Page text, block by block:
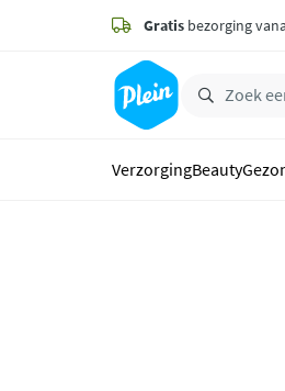
zoeken
hoofdinhoud
Gratis bezorging
VerzorgingBeauty